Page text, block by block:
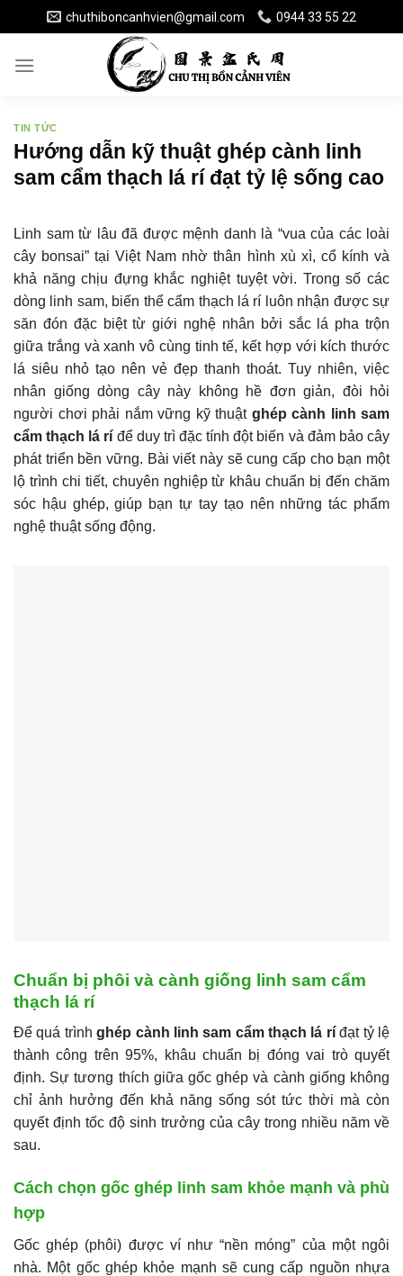
to
content
chuthiboncanhvien@gmail.com 0944 33 55 22
TIN TỨC
Hướng dẫn kỹ thuật ghép cành linh
sam cẩm thạch lá rí đạt tỷ lệ sống cao
Linh sam từ lâu đã được mệnh danh là “vua của các loài
cây bonsai” tại Việt Nam nhờ thân hình xù xì, cổ kính và
khả năng chịu đựng khắc nghiệt tuyệt vời. Trong số các
dòng linh sam, biến thể cẩm thạch lá rí luôn nhận được sự
săn đón đặc biệt từ giới nghệ nhân bởi sắc lá pha trộn
giữa trắng và xanh vô cùng tinh tế, kết hợp với kích thước
lá siêu nhỏ tạo nên vẻ đẹp thanh thoát. Tuy nhiên, việc
nhân giống dòng cây này không hề đơn giản, đòi hỏi
người chơi phải nắm vững kỹ thuật ghép cành linh sam
cẩm thạch lá rí để duy trì đặc tính đột biến và đảm bảo cây
phát triển bền vững. Bài viết này sẽ cung cấp cho bạn một
lộ trình chi tiết, chuyên nghiệp từ khâu chuẩn bị đến chăm
sóc hậu ghép, giúp bạn tự tay tạo nên những tác phẩm
nghệ thuật sống động.
Chuẩn bị phôi và cành giống linh sam cẩm
thạch lá rí
Để quá trìnhghép cành linh sam cẩm thạch lá ríđạt tỷ lệ
thành công trên 95%, khâu chuẩn bị đóng vai trò quyết
định. Sự tương thích giữa gốc ghép và cành giống không
chỉ ảnh hưởng đến khả năng sống sót tức thời mà còn
quyết định tốc độ sinh trưởng của cây trong nhiều năm về
sau.
Cách chọn gốc ghép linh sam khỏe mạnh và phù
hợp
Gốc ghép (phôi) được ví như “nền móng” của một ngôi
nhà. Một gốc ghép khỏe mạnh sẽ cung cấp nguồn nhựa